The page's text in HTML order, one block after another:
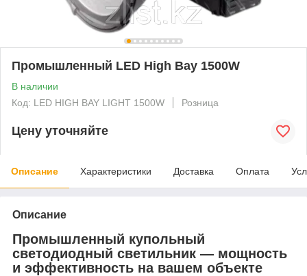
Промышленный LED High Bay 1500W
В наличии
Код: LED HIGH BAY LIGHT 1500W
Розница
Цену уточняйте
Описание Характеристики Доставка Оплата
Описание
Промышленный купольный
светодиодный светильник — мощность
и эффективность на вашем объекте